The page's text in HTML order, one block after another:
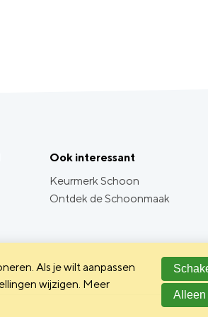
Ook interessant
Keurmerk Schoon
Ontdek de Schoonmaak
Als je wilt aanpassen
wijzigen. Meer
Alleen